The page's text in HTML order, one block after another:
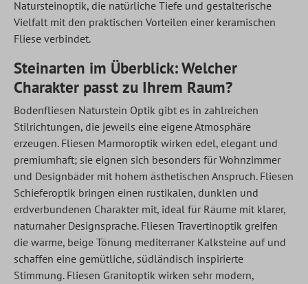
Natursteinoptik, die natürliche Tiefe und gestalterische
Vielfalt mit den praktischen Vorteilen einer keramischen
Fliese verbindet.
Steinarten im Überblick: Welcher
Charakter passt zu Ihrem Raum?
Bodenfliesen Naturstein Optik gibt es in zahlreichen
Stilrichtungen, die jeweils eine eigene Atmosphäre
erzeugen. Fliesen Marmoroptik wirken edel, elegant und
premiumhaft; sie eignen sich besonders für Wohnzimmer
und Designbäder mit hohem ästhetischen Anspruch. Fliesen
Schieferoptik bringen einen rustikalen, dunklen und
erdverbundenen Charakter mit, ideal für Räume mit klarer,
naturnaher Designsprache. Fliesen Travertinoptik greifen
die warme, beige Tönung mediterraner Kalksteine auf und
schaffen eine gemütliche, südländisch inspirierte
Stimmung. Fliesen Granitoptik wirken sehr modern,